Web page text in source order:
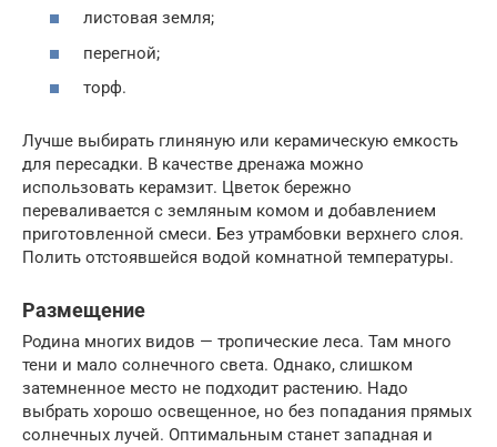
листовая земля;
перегной;
торф.
Лучше выбирать глиняную или керамическую емкость
для пересадки. В качестве дренажа можно
использовать керамзит. Цветок бережно
переваливается с земляным комом и добавлением
приготовленной смеси. Без утрамбовки верхнего слоя.
Полить отстоявшейся водой комнатной температуры.
Размещение
Родина многих видов — тропические леса. Там много
тени и мало солнечного света. Однако, слишком
затемненное место не подходит растению. Надо
выбрать хорошо освещенное, но без попадания прямых
солнечных лучей. Оптимальным станет западная и